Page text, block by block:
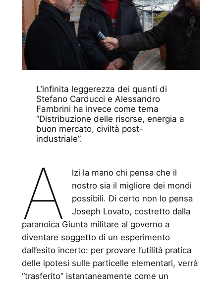
L’infinita leggerezza dei quanti di
Stefano Carducci e Alessandro
Fambrini ha invece come tema
“Distribuzione delle risorse, energia a
buon mercato, civiltà post-
industriale”.
A
lzi la mano chi pensa che il
nostro sia il migliore dei mondi
possibili. Di certo non lo pensa
Joseph Lovato, costretto dalla
paranoica Giunta militare al governo a
diventare soggetto di un esperimento
dall’esito incerto: per provare l’utilità pratica
delle ipotesi sulle particelle elementari, verrà
“trasferito” istantaneamente come un